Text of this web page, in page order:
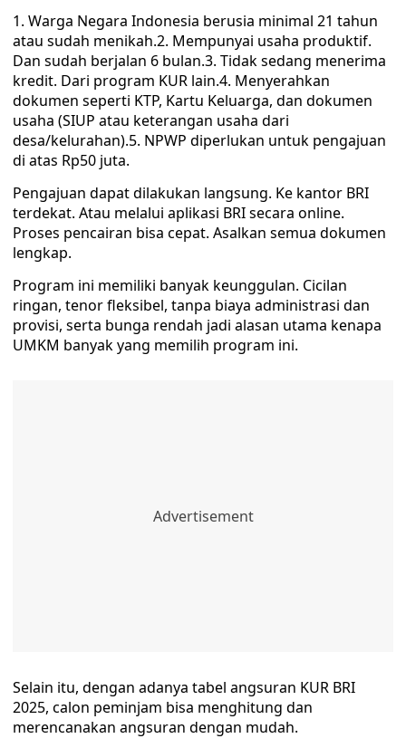
1. Warga Negara Indonesia berusia minimal 21 tahun
atau sudah menikah.2. Mempunyai usaha produktif.
Dan sudah berjalan 6 bulan.3. Tidak sedang menerima
kredit. Dari program KUR lain.4. Menyerahkan
dokumen seperti KTP, Kartu Keluarga, dan dokumen
usaha (SIUP atau keterangan usaha dari
desa/kelurahan).5. NPWP diperlukan untuk pengajuan
di atas Rp50 juta.
Pengajuan dapat dilakukan langsung. Ke kantor BRI
terdekat. Atau melalui aplikasi BRI secara online.
Proses pencairan bisa cepat. Asalkan semua dokumen
lengkap.
Program ini memiliki banyak keunggulan. Cicilan
ringan, tenor fleksibel, tanpa biaya administrasi dan
provisi, serta bunga rendah jadi alasan utama kenapa
UMKM banyak yang memilih program ini.
Selain itu, dengan adanya tabel angsuran KUR BRI
2025, calon peminjam bisa menghitung dan
merencanakan angsuran dengan mudah.